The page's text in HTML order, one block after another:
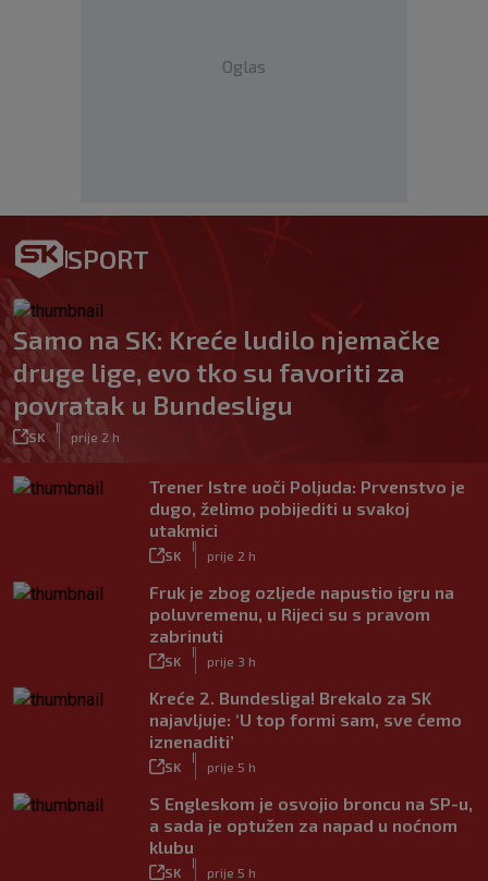
Oglas
SPORT
Samo na SK: Kreće ludilo njemačke
druge lige, evo tko su favoriti za
povratak u Bundesligu
SK prije 2 h
Trener Istre uoči Poljuda: Prvenstvo je
dugo, želimo pobijediti u svakoj
utakmici
SK prije 2 h
Fruk je zbog ozljede napustio igru na
poluvremenu, u Rijeci su s pravom
zabrinuti
SK prije 3 h
Kreće 2. Bundesliga! Brekalo za SK
najavljuje: ‘U top formi sam, sve ćemo
iznenaditi’
SK prije 5 h
S Engleskom je osvojio broncu na SP-u,
a sada je optužen za napad u noćnom
klubu
SK prije 5 h